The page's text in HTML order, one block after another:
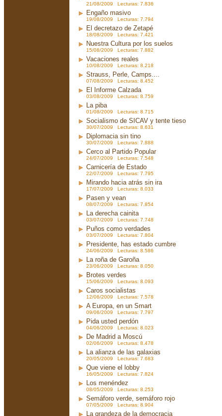
21/08/2009 Lecturas: 7.836
Engaño masivo
19/08/2009 Lecturas: 7.794
El decretazo de Zetapé
18/08/2009 Lecturas: 7.421
Nuestra Cultura por los suelos
15/08/2009 Lecturas: 7.882
Vacaciones reales
10/08/2009 Lecturas: 8.218
Strauss, Perle, Camps....
07/08/2009 Lecturas: 8.452
El Informe Calzada
03/08/2009 Lecturas: 8.759
La piba
01/08/2009 Lecturas: 8.715
Socialismo de SICAV y tente tieso
30/07/2009 Lecturas: 8.631
Diplomacia sin tino
30/07/2009 Lecturas: 7.888
Cerco al Partido Popular
24/07/2009 Lecturas: 7.548
Carnicería de Estado
22/07/2009 Lecturas: 7.795
Mirando hacia atrás sin ira
17/07/2009 Lecturas: 8.033
Pasen y vean
08/07/2009 Lecturas: 7.854
La derecha cainita
03/07/2009 Lecturas: 7.748
Puños como verdades
03/07/2009 Lecturas: 7.804
Presidente, has estado cumbre
24/06/2009 Lecturas: 8.586
La roña de Garoña
23/06/2009 Lecturas: 8.050
Brotes verdes
15/06/2009 Lecturas: 8.093
Caros socialistas
12/06/2009 Lecturas: 7.578
A Europa, en un Smart
09/06/2009 Lecturas: 7.797
Pida usted perdón
04/06/2009 Lecturas: 8.023
De Madrid a Moscú
02/06/2009 Lecturas: 8.478
La alianza de las galaxias
20/05/2009 Lecturas: 7.683
Que viene el lobby
16/05/2009 Lecturas: 7.824
Los menéndez
08/05/2009 Lecturas: 8.253
Semáforo verde, semáforo rojo
07/05/2009 Lecturas: 8.904
La grandeza de la democracia